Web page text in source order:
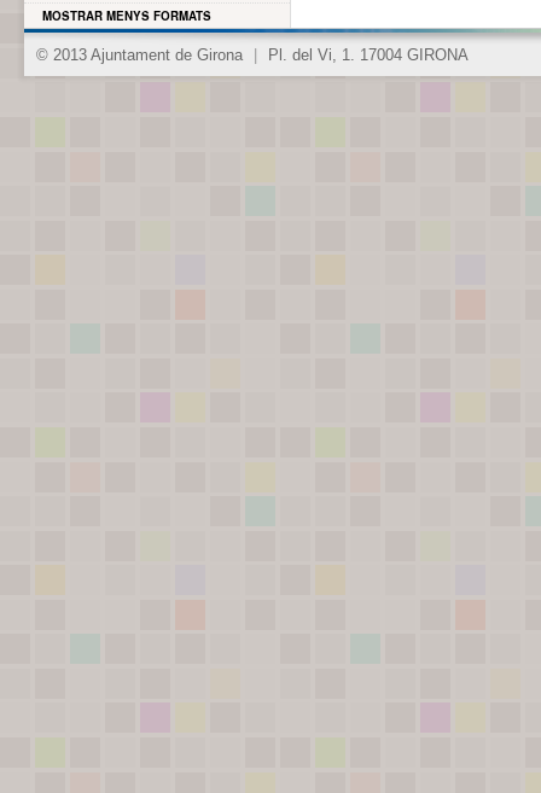
MOSTRAR MENYS FORMATS
© 2013 Ajuntament de Girona Pl. del Vi, 1. 17004 GIRONA